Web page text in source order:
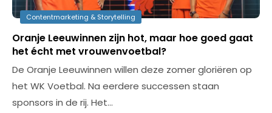
Contentmarketing & Storytelling
Oranje Leeuwinnen zijn hot, maar hoe goed gaat
het écht met vrouwenvoetbal?
De Oranje Leeuwinnen willen deze zomer gloriëren op
het WK Voetbal. Na eerdere successen staan
sponsors in de rij. Het…